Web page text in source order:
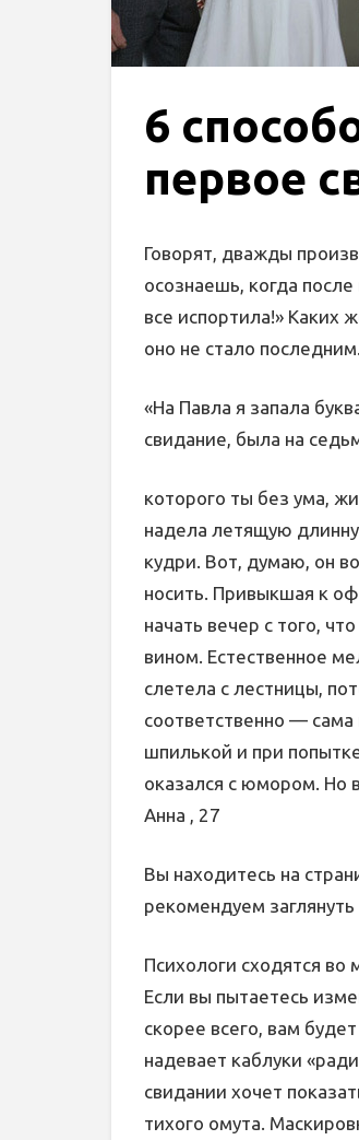
6
первое
Говорят, дважды
осознаешь, когда
все испортила!» Каких
оно не стало последним.
«На Павла я запала
свидание, была на
которого ты без ума,
надела летящую
кудри. Вот, думаю, он
носить. Привыкшая к
начать вечер с того,
вином. Естественное
слетела с лестницы,
соответственно —
шпилькой и при
оказался с юмором. Но
Анна , 27
Вы находитесь на
рекомендуем
Психологи сходятся во
Если вы пытаетесь
скорее всего, вам
надевает каблуки
свидании хочет
тихого омута.